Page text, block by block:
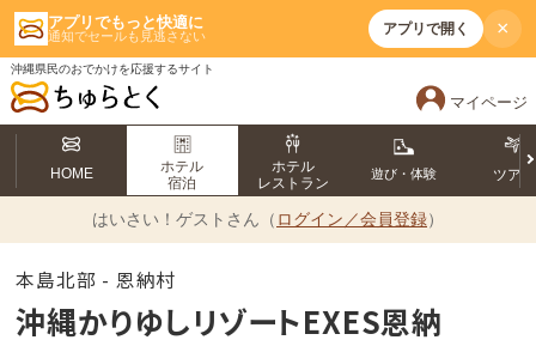
アプリでもっと快適に
通知でセールも見逃さない アプリで開く ×
沖縄県民のおでかけを応援するサイト
マイページ
HOME
ホテル
宿泊
ホテル
レストラン
遊び・体験 ツアー
はいさい！ ゲストさん（ ログイン／会員登録）
本島北部 - 恩納村
沖縄かりゆしリゾートEXES恩納